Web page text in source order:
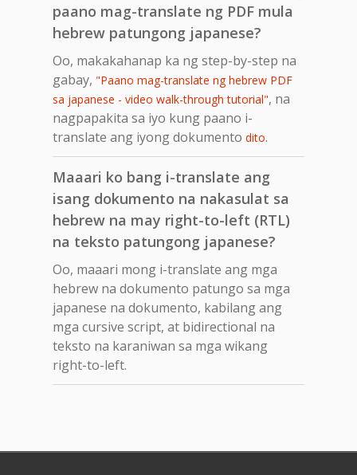
paano mag-translate ng PDF mula
hebrew patungong japanese?
Oo, makakahanap ka ng step-by-step na
gabay, "Paano mag-translate ng hebrew PDF
sa japanese - video walk-through tutorial", na
nagpapakita sa iyo kung paano i-
translate ang iyong dokumento dito.
Maaari ko bang i-translate ang
isang dokumento na nakasulat sa
hebrew na may right-to-left (RTL)
na teksto patungong japanese?
Oo, maaari mong i-translate ang mga
hebrew na dokumento patungo sa mga
japanese na dokumento, kabilang ang
mga cursive script, at bidirectional na
teksto na karaniwan sa mga wikang
right-to-left.